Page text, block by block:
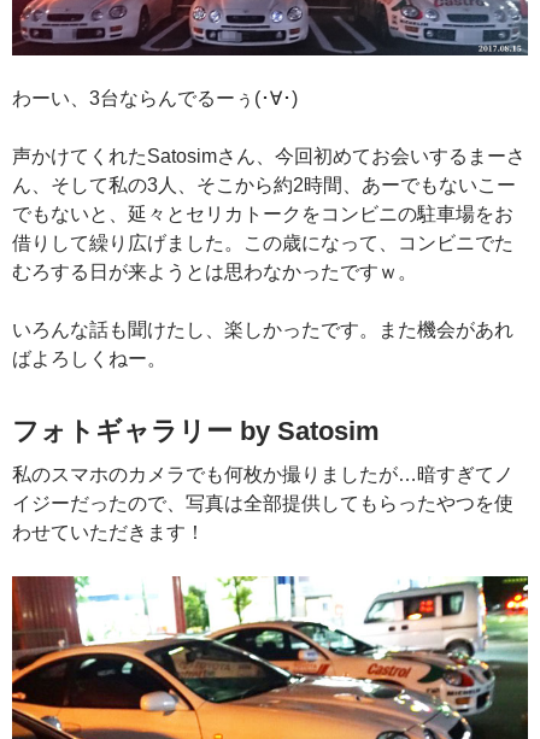
わーい、3台ならんでるーぅ(･∀･)
声かけてくれたSatosimさん、今回初めてお会いするまーさ
ん、そして私の3人、そこから約2時間、あーでもないこー
でもないと、延々とセリカトークをコンビニの駐車場をお
借りして繰り広げました。この歳になって、コンビニでた
むろする日が来ようとは思わなかったですｗ。
いろんな話も聞けたし、楽しかったです。また機会があれ
ばよろしくねー。
フォトギャラリー by Satosim
私のスマホのカメラでも何枚か撮りましたが…暗すぎてノ
イジーだったので、写真は全部提供してもらったやつを使
わせていただきます！